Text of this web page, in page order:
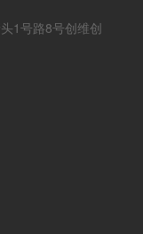
1号路8号创维创